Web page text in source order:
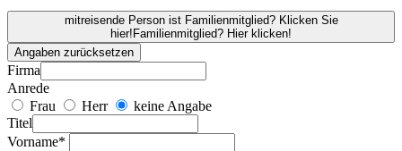
mitreisende Person ist Familienmitglied? Klicken Sie
hier! Familienmitglied? Hier klicken!
Angaben zurücksetzen
Firma
Anrede
Frau
Herr
keine Angabe
Titel
Vorname*